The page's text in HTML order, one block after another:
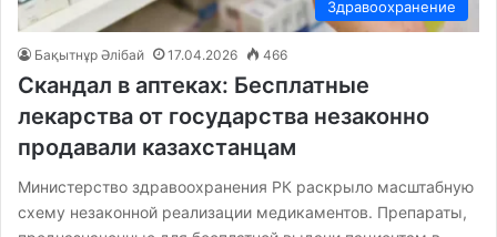
Здравоохранение
Бақытнұр Әлібай 17.04.2026 466
Скандал в аптеках: Бесплатные
лекарства от государства незаконно
продавали казахстанцам
Министерство здравоохранения РК раскрыло масштабную
схему незаконной реализации медикаментов. Препараты,